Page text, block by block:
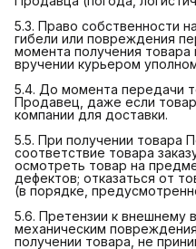
5.3. Право собственности
гибели или повреждения
момента получения товара
вручении курьером
5.4. До момента передачи
Продавец, даже если
компании для доставки.
5.5. При получении товара
соответствие товара
осмотреть товар на
дефектов; отказаться от
(в порядке,
5.6. Претензии к внешнему
механическим
получении товара, не